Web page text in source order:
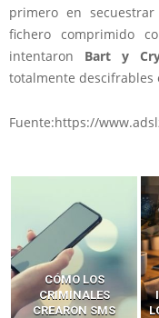
primero en
fichero comprimido
intentaron Bart y
totalmente descifrables
Fuente:https://
LA BRECHA
INVISIBLE: CÓMO
LOS AGENTES DE IA